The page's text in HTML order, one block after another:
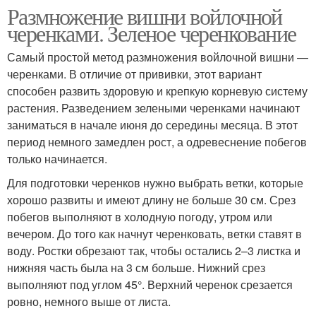
Размножение вишни войлочной
черенками. Зеленое черенкование
Самый простой метод размножения войлочной вишни —
черенками. В отличие от прививки, этот вариант
способен развить здоровую и крепкую корневую систему
растения. Разведением зелеными черенками начинают
заниматься в начале июня до середины месяца. В этот
период немного замедлен рост, а одревеснение побегов
только начинается.
Для подготовки черенков нужно выбрать ветки, которые
хорошо развиты и имеют длину не больше 30 см. Срез
побегов выполняют в холодную погоду, утром или
вечером. До того как начнут черенковать, ветки ставят в
воду. Ростки обрезают так, чтобы остались 2–3 листка и
нижняя часть была на 3 см больше. Нижний срез
выполняют под углом 45°. Верхний черенок срезается
ровно, немного выше от листа.